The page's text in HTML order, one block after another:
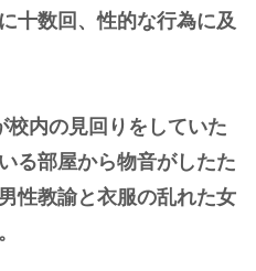
十数回、性的な行為に及
内の見回りをしていた
る部屋から物音がしたた
性教諭と衣服の乱れた女